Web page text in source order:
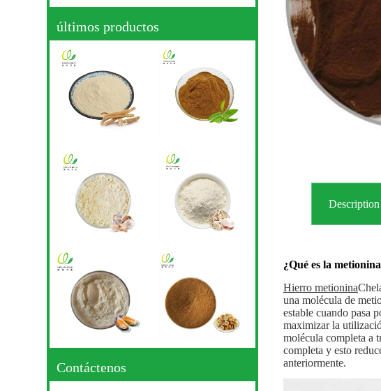
Description
¿Qué es la
Hierro metionina
una molécula de
estable cuando pasa
maximizar la
molécula completa a
completa y esto
anteriormente.
últimos productos
Contáctenos